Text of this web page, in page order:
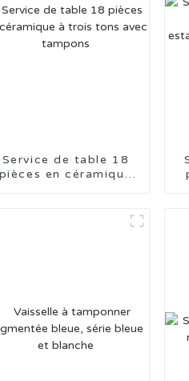
Service de table 18
pièces en céramique